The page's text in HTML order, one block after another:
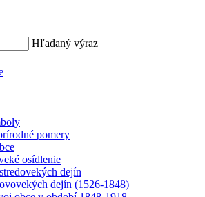
Hľadaný výraz
pomery
osídlenie
dejín
dejín (1526-1848)